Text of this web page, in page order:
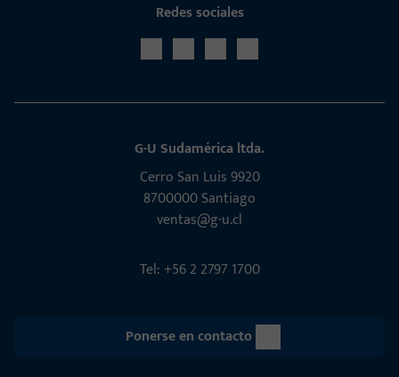
Redes sociales
G-U Sudamérica ltda.
Cerro San Luis 9920
8700000 Santiago
ventas@g-u.cl
Tel: +56 2 2797 1700
Ponerse en contacto